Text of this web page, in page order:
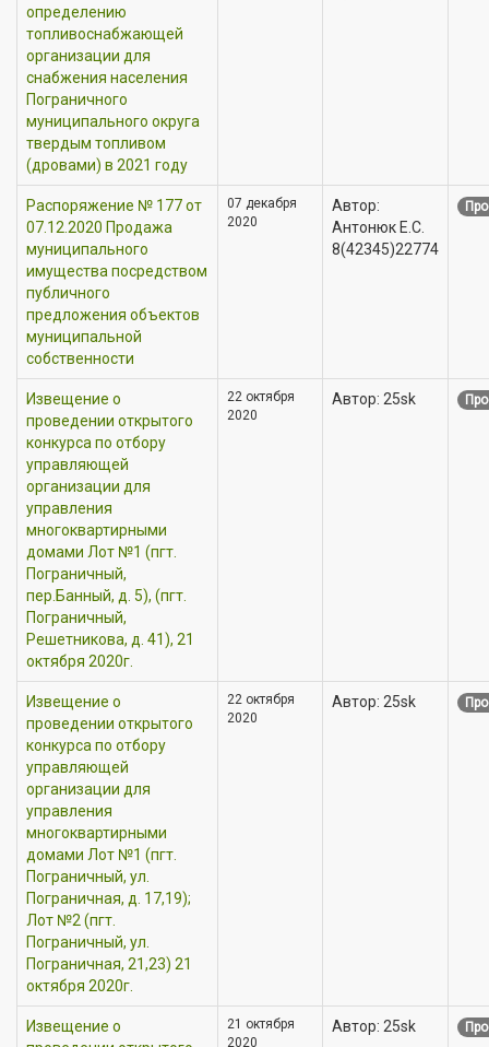
определению
топливоснабжающей
организации для
снабжения населения
Пограничного
муниципального округа
твердым топливом
(дровами) в 2021 году
Распоряжение № 177 от
07.12.2020 Продажа
муниципального
имущества посредством
публичного
предложения объектов
муниципальной
собственности
07 декабря
2020
Автор:
Антонюк Е.С.
8(42345)22774
Извещение о
проведении открытого
конкурса по отбору
управляющей
организации для
управления
многоквартирными
домами Лот №1 (пгт.
Пограничный,
пер.Банный, д. 5), (пгт.
Пограничный,
Решетникова, д. 41), 21
октября 2020г.
22 октября
2020
Автор: 25sk
Извещение о
проведении открытого
конкурса по отбору
управляющей
организации для
управления
многоквартирными
домами Лот №1 (пгт.
Пограничный, ул.
Пограничная, д. 17,19);
Лот №2 (пгт.
Пограничный, ул.
Пограничная, 21,23) 21
октября 2020г.
22 октября
2020
Автор: 25sk
Извещение о
21 октября
2020
Автор: 25sk